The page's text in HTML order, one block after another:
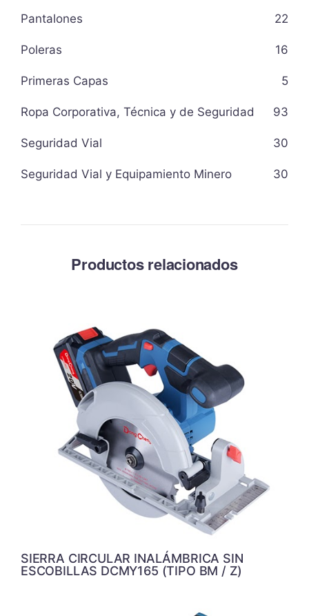
Pantalones 22
Poleras 16
Primeras Capas 5
Ropa Corporativa, Técnica y de Seguridad 93
Seguridad Vial 30
Seguridad Vial y Equipamiento Minero 30
Productos relacionados
SIERRA CIRCULAR INALÁMBRICA SIN
ESCOBILLAS DCMY165 (TIPO BM / Z)